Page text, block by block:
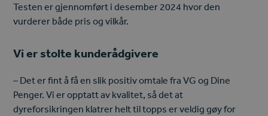
Testen er gjennomført i desember 2024 hvor den
vurderer både pris og vilkår.
Vi er stolte kunderådgivere
– Det er fint å få en slik positiv omtale fra VG og Dine
Penger. Vi er opptatt av kvalitet, så det at
dyreforsikringen klatrer helt til topps er veldig gøy for